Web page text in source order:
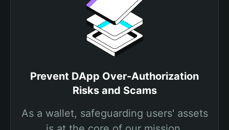
Prevent DApp Over-Authorization
Risks and Scams
As a wallet, safeguarding users' assets